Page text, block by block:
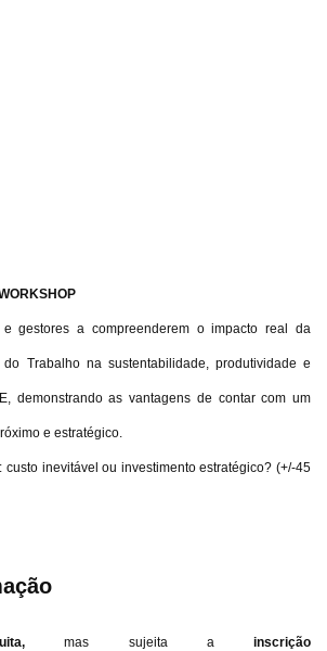
e gestores a compreenderem o impacto real da
Trabalho na sustentabilidade, produtividade e
demonstrando as vantagens de contar com um
e estratégico.
custo inevitável ou investimento estratégico? (+/-45
mas sujeita ainscrição